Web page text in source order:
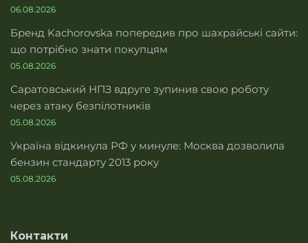
06.08.2026
Бренд Kachorovska попередив про шахрайські сайти:
що потрібно знати покупцям
05.08.2026
Саратовський НПЗ вдруге зупинив свою роботу
через атаку безпілотників
05.08.2026
Україна відкинула РФ у минуле: Москва дозволила
бензин стандарту 2013 року
05.08.2026
Контакти